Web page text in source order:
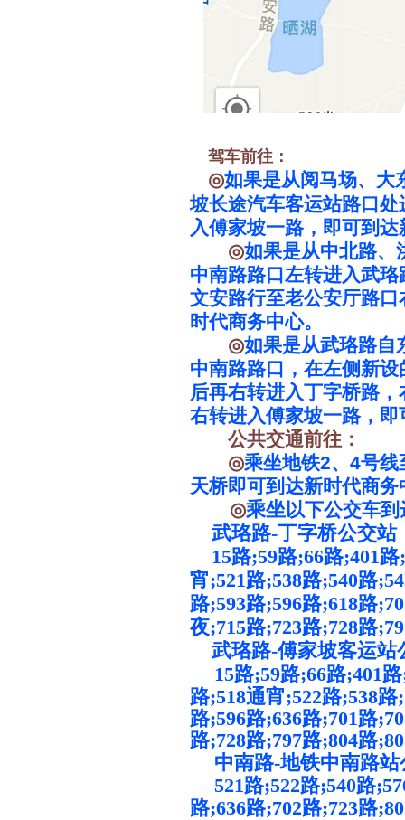
驾车前往：
◎如果是从阅马场、大
坡长途汽车客运站路口
入傅家坡一路，即可到
◎如果是从中北路、
中南路路口左转进入武
文安路行至老公安厅路
时代商务中心。
◎如果是从武珞路自
中南路路口，在左侧新
后再右转进入丁字桥路
右转进入傅家坡一路，
公共交通前往：
◎乘坐地铁2、 4号线
天桥即可到达新时代商务
◎乘坐以下公交车到
武珞路-丁字桥公交站
15路;59路;66路;401路
宵;521路;538路;540路
路;593路;596路;618路
夜;715路;723路;728路
武珞路-傅家坡客运站
15路;59路;66路;401
路;518通宵;522路;538
路;596路;636路;701路
路;728路;797路;804路
中南路-地铁中南路站
521路;522路;540路
路;636路;702路;723路